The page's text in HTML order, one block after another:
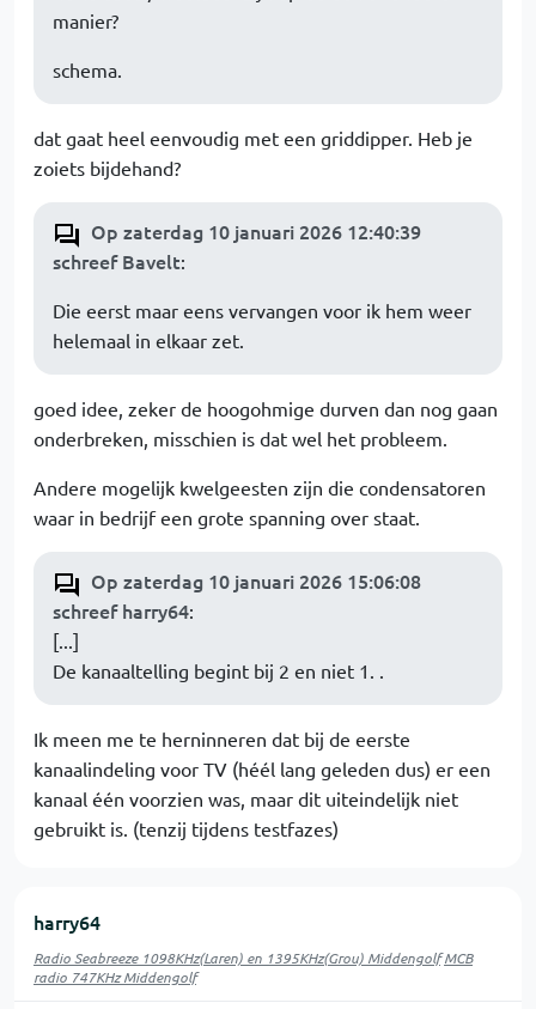
manier?
schema.
dat gaat heel eenvoudig met een griddipper. Heb je
zoiets bijdehand?
Op zaterdag 10 januari 2026 12:40:39
schreef Bavelt:
Die eerst maar eens vervangen voor ik hem weer
helemaal in elkaar zet.
goed idee, zeker de hoogohmige durven dan nog gaan
onderbreken, misschien is dat wel het probleem.
Andere mogelijk kwelgeesten zijn die condensatoren
waar in bedrijf een grote spanning over staat.
Op zaterdag 10 januari 2026 15:06:08
schreef harry64:
[...]
De kanaaltelling begint bij 2 en niet 1. .
Ik meen me te herninneren dat bij de eerste
kanaalindeling voor TV (héél lang geleden dus) er een
kanaal één voorzien was, maar dit uiteindelijk niet
gebruikt is. (tenzij tijdens testfazes)
harry64
Radio Seabreeze 1098KHz(Laren) en 1395KHz(Grou) Middengolf MCB
radio 747KHz Middengolf